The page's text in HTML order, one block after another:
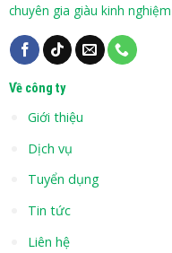
chuyên gia giàu kinh
Về công ty
Giới thiệu
Dịch vụ
Tuyển dụng
Tin tức
Liên hệ